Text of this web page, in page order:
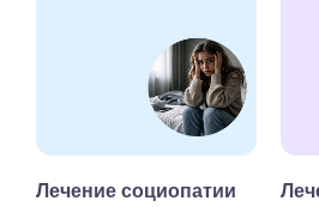
Лечение социопатии